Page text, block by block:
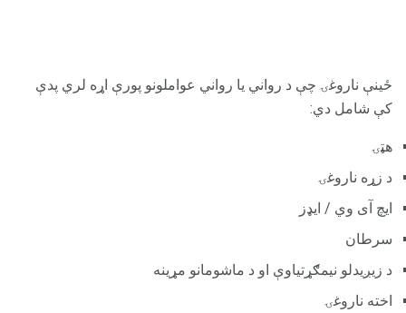
ځینې ​​ناروغۍ چې د رواني یا رواني عواملونو پورې اړه لري پدې
کې شامل دي:
هټۍ
د زړه ناروغۍ
ايچ آی وي / ايډز
سرطان
د زیږیدلو نیمګړتیاوې او د ماشومانو مړینه
اخته ناروغۍ